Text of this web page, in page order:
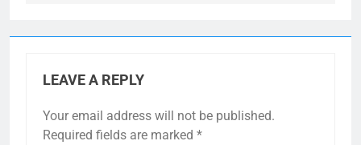
LEAVE A REPLY
Your email address will not be published.
Required fields are marked *